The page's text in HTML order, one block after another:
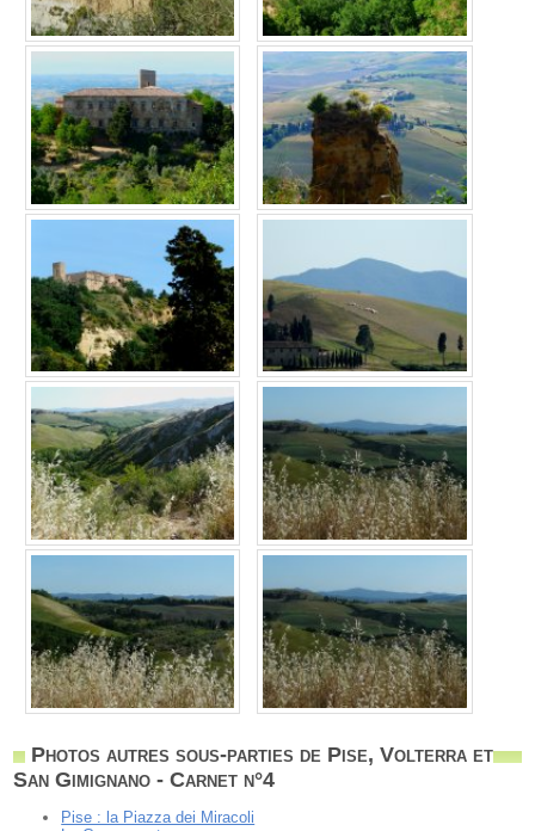
Photos autres sous-parties de Pise, Volterra et
San Gimignano - Carnet n°4
Pise : la Piazza dei Miracoli